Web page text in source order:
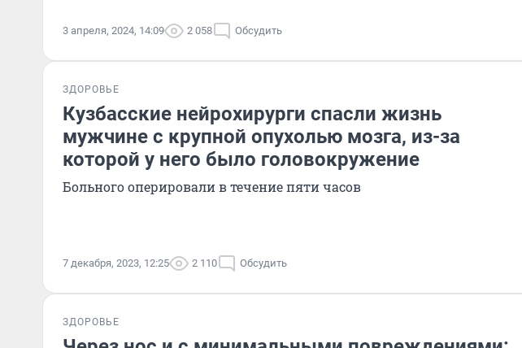
3 апреля, 2024, 14:09 2 058 Обсудить
ЗДОРОВЬЕ
Кузбасские нейрохирурги спасли жизнь
мужчине с крупной опухолью мозга, из-за
которой у него было головокружение
Больного оперировали в течение пяти часов
7 декабря, 2023, 12:25 2 110 Обсудить
ЗДОРОВЬЕ